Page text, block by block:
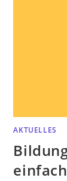
AKTUELLES